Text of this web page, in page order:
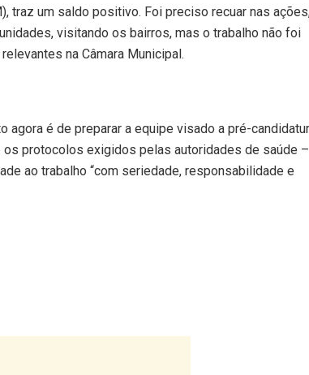
traz um saldo positivo. Foi preciso recuar nas
visitando os bairros, mas o trabalho não foi
na Câmara Municipal.​
agora é de preparar a equipe visado a pré-
os protocolos exigidos pelas autoridades de saúde –
ao trabalho “com seriedade, responsabilidade e